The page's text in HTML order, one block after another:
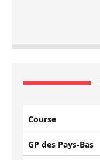
Course
GP des Pays-Bas